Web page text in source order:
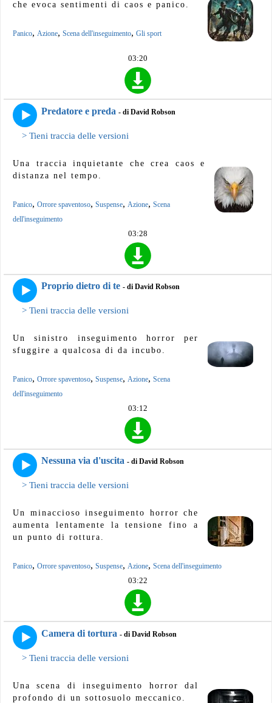
che evoca sentimenti di caos e panico.
Panico, Azione, Scena dell'inseguimento, Gli sport
03:20
Predatore e preda - di David Robson
> Tieni traccia delle versioni
Una traccia inquietante che crea caos e
distanza nel tempo.
Panico, Orrore spaventoso, Suspense, Azione, Scena
dell'inseguimento
03:28
Proprio dietro di te - di David Robson
> Tieni traccia delle versioni
Un sinistro inseguimento horror per
sfuggire a qualcosa di da incubo.
Panico, Orrore spaventoso, Suspense, Azione, Scena
dell'inseguimento
03:12
Nessuna via d'uscita - di David Robson
> Tieni traccia delle versioni
Un minaccioso inseguimento horror che
aumenta lentamente la tensione fino a
un punto di rottura.
Panico, Orrore spaventoso, Suspense, Azione, Scena dell'inseguimento
03:22
Camera di tortura - di David Robson
> Tieni traccia delle versioni
Una scena di inseguimento horror dal
profondo di un sottosuolo meccanico.